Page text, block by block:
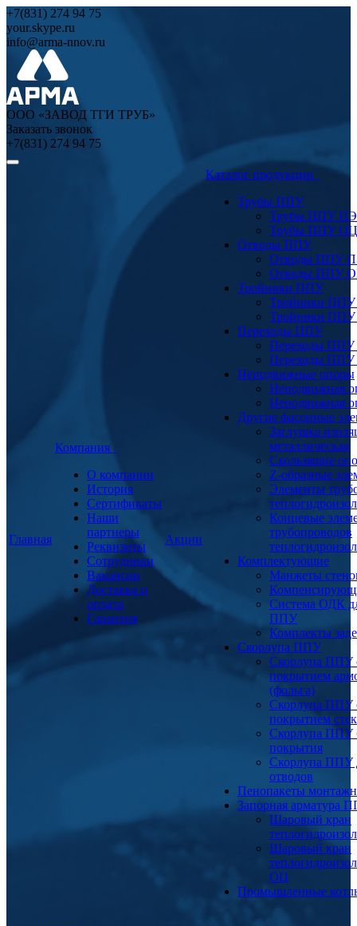
+7(831) 274 94 75
your.skype.ru
info@arma-nnov.ru
ООО «ЗАВОД ТГИ ТРУБ»
Заказать звонок
+7(831) 274 94 75
Главная
Компания
О компании
История
Сертификаты
Наши
партнеры
Реквизиты
Сотрудники
Вакансии
Доставка и
оплата
Гарантия
Акции
Каталог продукции
Трубы ППУ
Трубы ППУ ПЭ
Трубы ППУ ОЦ
Отводы ППУ
Отводы ППУ
Отводы ППУ
Тройники ППУ
Тройники
Тройники
Переходы ППУ
Переходы
Переходы
Неподвижные опоры
Неподвижная
Неподвижная
Другие фасонные
Заглушка
металлическая
Скользящие
Z-образные
Элементы
Концевые
трубопроводов
Комплектующие
Манжеты
Система ОДК
ППУ
Комплекты
Скорлупа ППУ
Скорлупа ППУ
покрытием
(фольга)
Скорлупа ППУ
покрытием
Скорлупа ППУ
покрытия
Скорлупа ППУ
отводов
Пенопакеты
Запорная арматура
Шаровый кран
Шаровый кран
ОЦ
Промышленные